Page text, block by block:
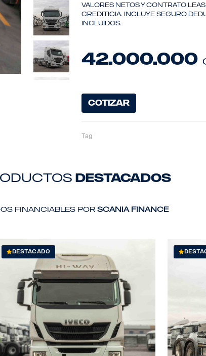
valores netos y contrato
crediticia. Incluye seguro
incluidos.
42.000.000
COTIZAR
Tag
destacados
financiables por Scania Finance
DESTACADO